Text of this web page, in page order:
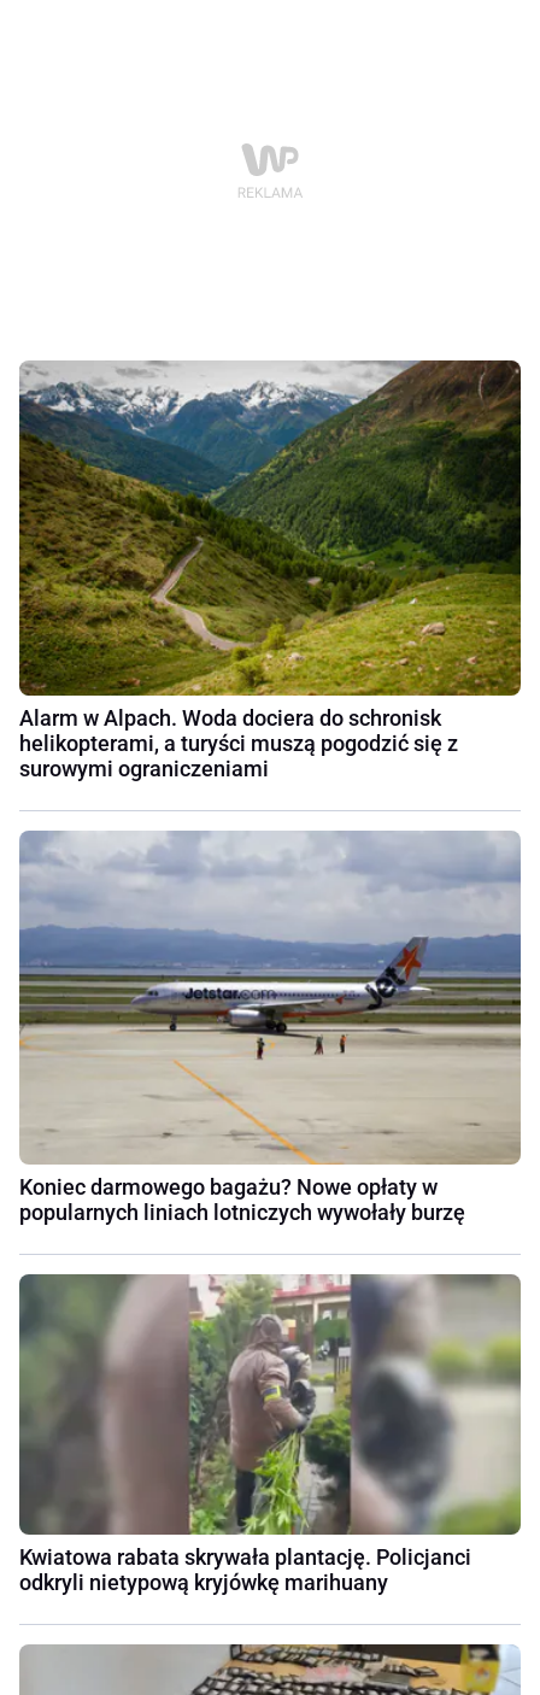
Alarm w Alpach. Woda dociera do schronisk
helikopterami, a turyści muszą pogodzić się z
surowymi ograniczeniami
Koniec darmowego bagażu? Nowe opłaty w
popularnych liniach lotniczych wywołały burzę
Kwiatowa rabata skrywała plantację. Policjanci
odkryli nietypową kryjówkę marihuany